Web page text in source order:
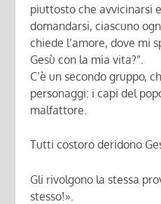
piuttosto che avvicinarsi
domandarsi, ciascuno
chiede l’amore, dove mi
Gesù con la mia vita?”.
C’è un secondo gruppo,
personaggi: i capi del
malfattore.
Tutti costoro deridono
Gli rivolgono la stessa
stesso!».